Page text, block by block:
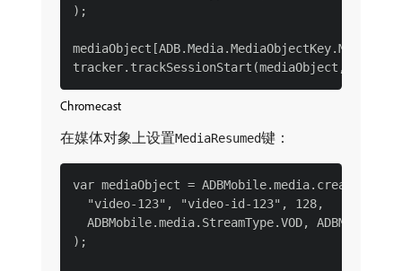
);
Chromecast
在媒体对象上设置MediaResumed键：
var mediaObject =
  "video-123", "video-id-123", 128,
ADBMobile.media.StreamType.VOD,
);